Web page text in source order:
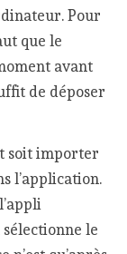
Pour
que le
avant
de déposer
soit importer
l’application.
le